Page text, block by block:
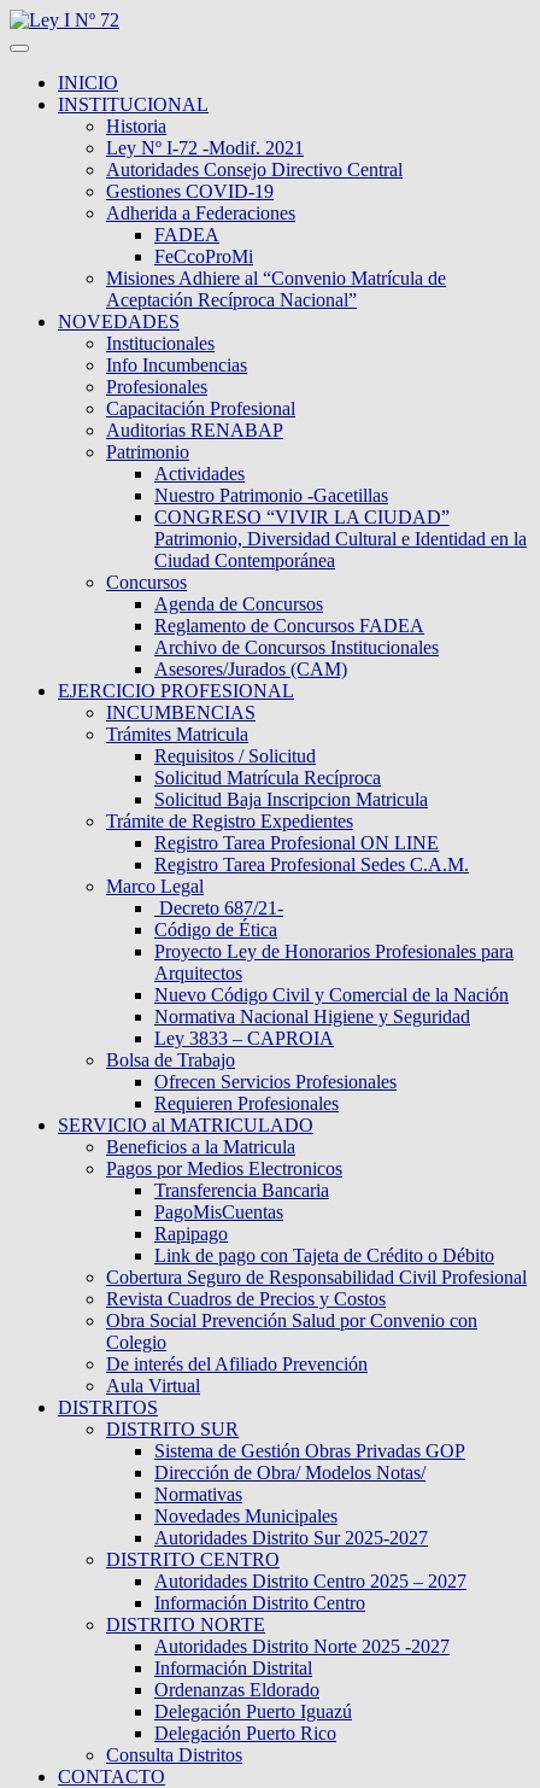
INICIO
INSTITUCIONAL
Historia
Ley Nº I-72 -Modif. 2021
Autoridades Consejo Directivo Central
Gestiones COVID-19
Adherida a Federaciones
FADEA
FeCcoProMi
Misiones Adhiere al “Convenio Matrícula de
Aceptación Recíproca Nacional”
NOVEDADES
Institucionales
Info Incumbencias
Profesionales
Capacitación Profesional
Auditorias RENABAP
Patrimonio
Actividades
Nuestro Patrimonio -Gacetillas
CONGRESO “VIVIR LA CIUDAD”
Patrimonio, Diversidad Cultural e Identidad en la
Ciudad Contemporánea
Concursos
Agenda de Concursos
Reglamento de Concursos FADEA
Archivo de Concursos Institucionales
Asesores/Jurados (CAM)
EJERCICIO PROFESIONAL
INCUMBENCIAS
Trámites Matricula
Requisitos / Solicitud
Solicitud Matrícula Recíproca
Solicitud Baja Inscripcion Matricula
Trámite de Registro Expedientes
Registro Tarea Profesional ON LINE
Registro Tarea Profesional Sedes C.A.M.
Marco Legal
Decreto 687/21-
Código de Ética
Proyecto Ley de Honorarios Profesionales para
Arquitectos
Nuevo Código Civil y Comercial de la Nación
Normativa Nacional Higiene y Seguridad
Ley 3833 – CAPROIA
Bolsa de Trabajo
Ofrecen Servicios Profesionales
Requieren Profesionales
SERVICIO al MATRICULADO
Beneficios a la Matricula
Pagos por Medios Electronicos
Transferencia Bancaria
PagoMisCuentas
Rapipago
Link de pago con Tajeta de Crédito o Débito
Cobertura Seguro de Responsabilidad Civil Profesional
Revista Cuadros de Precios y Costos
Obra Social Prevención Salud por Convenio con
Colegio
De interés del Afiliado Prevención
Aula Virtual
DISTRITOS
DISTRITO SUR
Sistema de Gestión Obras Privadas GOP
Dirección de Obra/ Modelos Notas/
Normativas
Novedades Municipales
Autoridades Distrito Sur 2025-2027
DISTRITO CENTRO
Autoridades Distrito Centro 2025 – 2027
Información Distrito Centro
DISTRITO NORTE
Autoridades Distrito Norte 2025 -2027
Información Distrital
Ordenanzas Eldorado
Delegación Puerto Iguazú
Delegación Puerto Rico
Consulta Distritos
CONTACTO